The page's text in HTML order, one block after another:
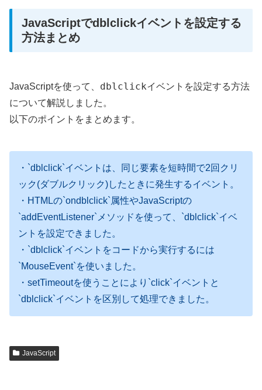
JavaScriptでdblclickイベントを設定する
方法まとめ
JavaScriptを使って、 dblclickイベントを設定する方法
について解説しました。
以下のポイントをまとめます。
・`dblclick`イベントは、同じ要素を短時間で2回クリ
ック(ダブルクリック)したときに発生するイベント。
・HTMLの`ondblclick`属性やJavaScriptの
`addEventListener`メソッドを使って、`dblclick`イベ
ントを設定できました。
・`dblclick`イベントをコードから実行するには
`MouseEvent`を使いました。
・setTimeoutを使うことにより`click`イベントと
`dblclick`イベントを区別して処理できました。
JavaScript